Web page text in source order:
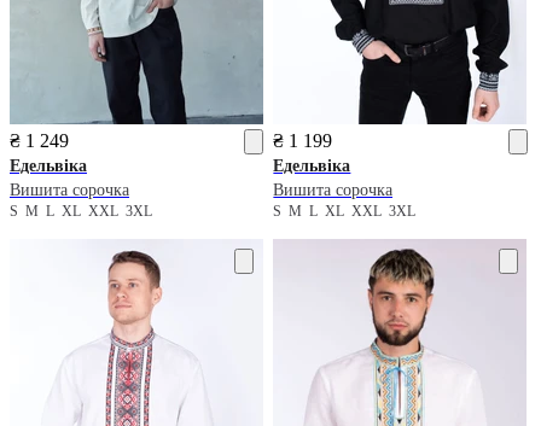
₴ 1 249
Едельвіка
Вишита сорочка
S M L XL XXL 3XL
₴ 1 199
Едельвіка
Вишита сорочка
SMLXLXXL3XL